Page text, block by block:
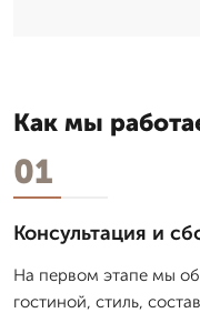
Как мы
01
Консультация и
На первом этапе мы
гостиной, стиль,